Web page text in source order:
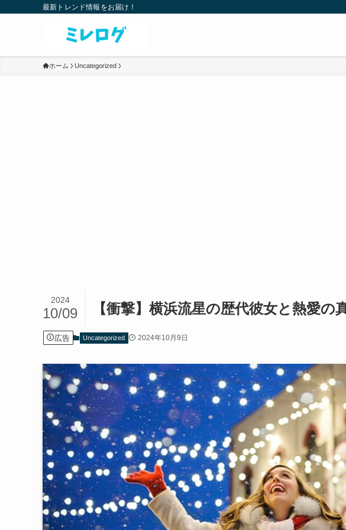
最新トレンド情報をお届け！
ホーム Uncategorized
【衝撃】横浜流星の歴代彼女と熱愛
2024
10/09
広告 Uncategorized 2024年10月9日